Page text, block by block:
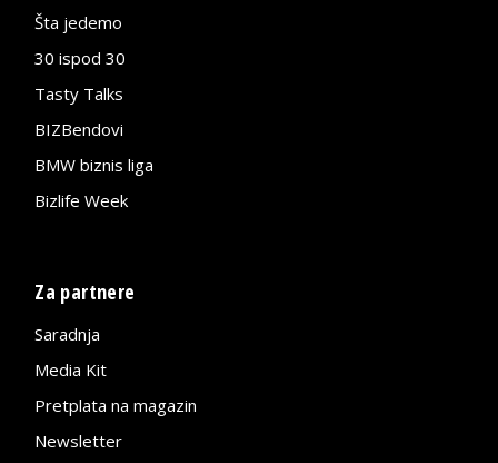
Šta jedemo
30 ispod 30
Tasty Talks
BIZBendovi
BMW biznis liga
Bizlife Week
Za partnere
Saradnja
Media Kit
Pretplata na magazin
Newsletter